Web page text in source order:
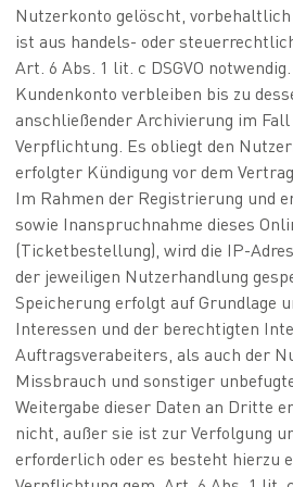
Nutzerkonto gelöscht,
ist aus handels- oder
Art. 6 Abs. 1 lit. c DSGVO
Kundenkonto verbleiben bis zu
anschließender Archivierung im
Verpflichtung. Es obliegt den
erfolgter Kündigung vor dem
Im Rahmen der Registrierung und
sowie Inanspruchnahme dieses
(Ticketbestellung), wird die IP-
der jeweiligen Nutzerhandlung
Speicherung erfolgt auf Grundlage
Interessen und der berechtigten
Auftragsverabeiters, als auch der
Missbrauch und sonstiger
Weitergabe dieser Daten an Dritte
nicht, außer sie ist zur Verfolgung
erforderlich oder es besteht hierzu